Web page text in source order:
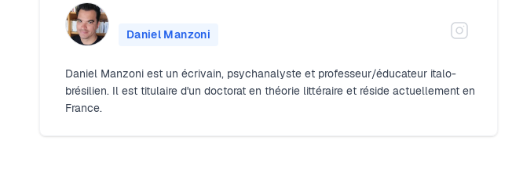
Daniel Manzoni
Daniel Manzoni est un écrivain, psychanalyste et professeur/éducateur italo-
brésilien. Il est titulaire d'un doctorat en théorie littéraire et réside actuellement en
France.